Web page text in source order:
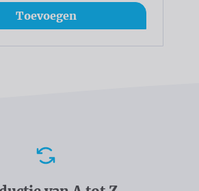
Toevoegen